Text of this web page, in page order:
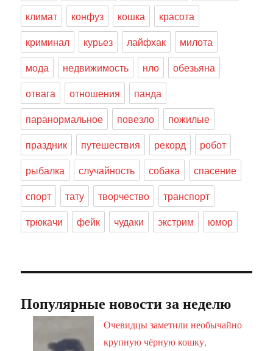
климат
конфуз кошка
красота
криминал
курьез лайфхак
милота
мода
недвижимость нло
обезьяна
отвага
отношения
панда
паранормальное
повезло
пожилые
праздник
путешествия рекорд
робот
рыбалка
случайность собака
спасение
спорт
тату творчество
транспорт
трюкачи
фейк чудаки экстрим юмор
Популярные новости за неделю
Очевидцы заметили необычайно
крупную чёрную кошку,